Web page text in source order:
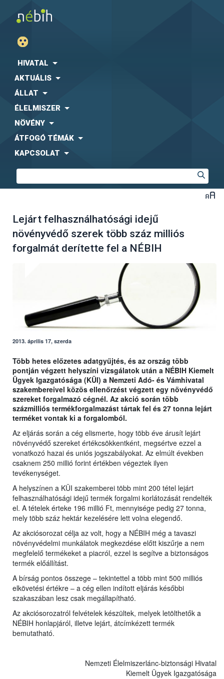
HIVATAL
AKTUÁLIS
ÁLLAT
ÉLELMISZER
NÖVÉNY
ÁTFOGÓ TÉMÁK
KAPCSOLAT
Lejárt felhasználhatósági idejű
növényvédő szerek több száz milliós
forgalmát derítette fel a NÉBIH
2013. április 17, szerda
Több hetes előzetes adatgyűjtés, és az ország több
pontján végzett helyszíni vizsgálatok után a NÉBIH Kiemelt
Ügyek Igazgatósága (KÜI) a Nemzeti Adó- és Vámhivatal
szakembereivel közös ellenőrzést végzett egy növényvédő
szereket forgalmazó cégnél. Az akció során több
százmilliós termékforgalmazást tártak fel és 27 tonna lejárt
terméket vontak ki a forgalomból.
Az eljárás során a cég elismerte, hogy több éve árusít lejárt
növényvédő szereket értékcsökkentként, megsértve ezzel a
vonatkozó hazai és uniós jogszabályokat. Az elmúlt években
csaknem 250 millió forint értékben végeztek ilyen
tevékenységet.
A helyszínen a KÜI szakemberei több mint 200 tétel lejárt
felhasználhatósági idejű termék forgalmi korlátozását rendelték
el. A tételek érteke 196 millió Ft, mennyisége pedig 27 tonna,
mely több száz hektár kezelésére lett volna elegendő.
Az akciósorozat célja az volt, hogy a NÉBIH még a tavaszi
növényvédelmi munkálatok megkezdése előtt kiszűrje a nem
megfelelő termékeket a piacról, ezzel is segítve a biztonságos
termék előállítást.
A bírság pontos összege – tekintettel a több mint 500 milliós
elkövetési értékre – a cég ellen indított eljárás későbbi
szakaszában lesz csak megállapítható.
Az akciósorozatról felvételek készültek, melyek letölthetők a
NÉBIH honlapjáról, illetve lejárt, átcímkézett termék
bemutatható.
Nemzeti Élelmiszerlánc-biztonsági Hivatal
Kiemelt Ügyek Igazgatósága